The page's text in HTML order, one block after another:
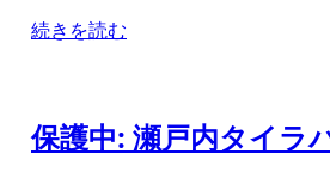
続きを読む
保護中: 瀬戸内タイラ